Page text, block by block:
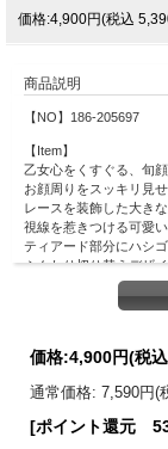
価格:4,900円(税込
商品説明
【NO】186-205697
【Item】
乙女心をくすぐる、旬
お顔周りをスッキリ見
レースを装飾した大き
視線を惹きつける可愛い
ティアード部分にハシ
ふんわり切り替えデザ
程よくボリューミーな
ほんのり凹凸感のある
忙しい朝も5秒で最高
【Material】
価格:4,900円(税
通常価格: 7,590円(
[ポイント還元